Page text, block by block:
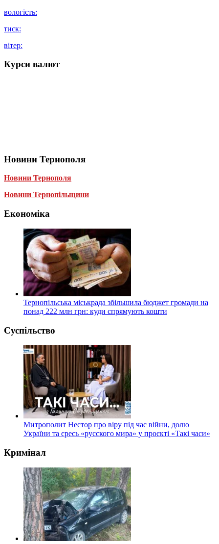
вологість:
тиск:
вітер:
Курси валют
Новини Тернополя
Новини Тернополя
Новини Тернопільщини
Економіка
Тернопільська міськрада збільшила бюджет громади на
понад 222 млн грн: куди спрямують кошти
Суспільство
Митрополит Нестор про віру під час війни, долю
України та єресь «русского мира» у проєкті «Такі часи»
Кримінал